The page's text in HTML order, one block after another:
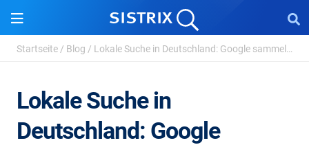
Startseite / Blog / Lokale Suche in Deutschland: Google sammelt eigene ...
Lokale Suche in
Deutschland: Google